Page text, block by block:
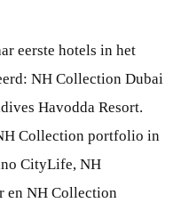
eerste hotels in het
NH Collection Dubai
Havodda Resort.
Collection portfolio in
CityLife, NH
en NH Collection